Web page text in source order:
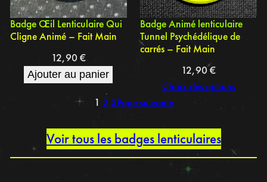
Badge Œil Lenticulaire Qui
Cligne Animé – Fait Main
12,90 €
Ajouter au panier
Badge Animé lenticulaire
Tunnel Psychédélique de
carrés – Fait Main
12,90€
Choix des options
1 2 3Page suivante
Voir tous les badges lenticulaires